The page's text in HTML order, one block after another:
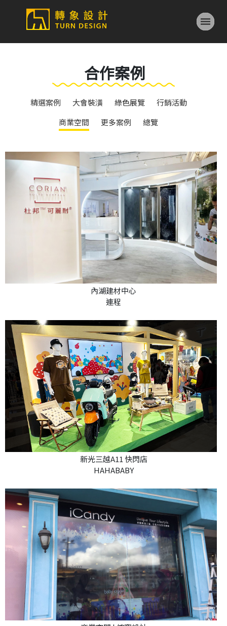
合作案例
精選案例 大會裝潢 綠色展覽
行銷活動
商業空間
更多案例 總覽
內湖建材中心
連程
新光三越A11 快閃店
HAHABABY